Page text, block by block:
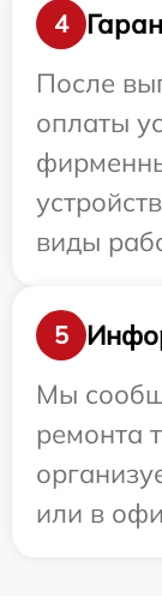
4
После
оплаты
виды
5
Мы
ремонта
или в